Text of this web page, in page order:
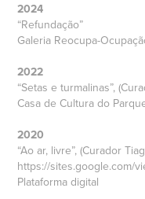
2024
“Refundação”
Galeria Reocupa-
2022
“Setas e turmalinas”,
Casa de Cultura do
2020
“Ao ar, livre”, (Curador
https://sites.google.com/
Plataforma digital